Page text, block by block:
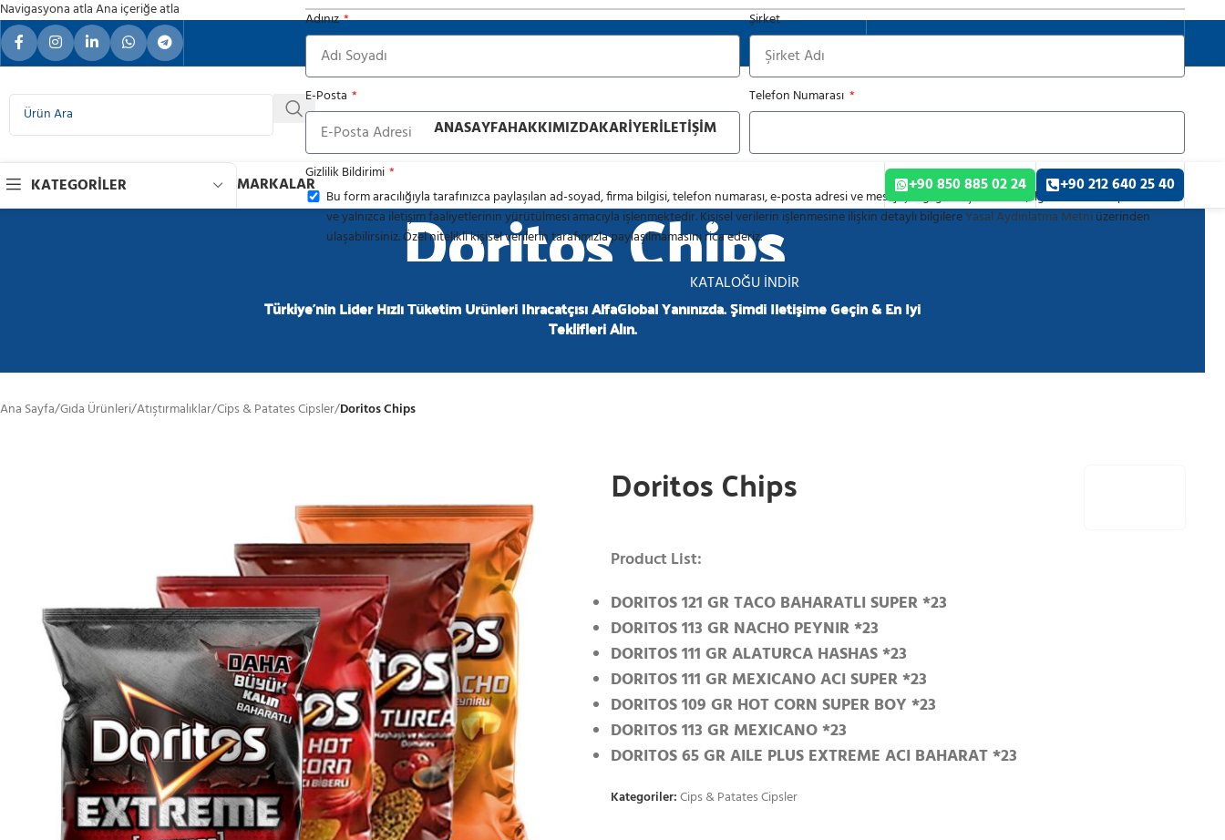
Navigasyona atlaAna içeriğe atla
FMCG Sektöründe Güvenilir Ortağınız TÜRKÇE
Adınız Şirket
E-Posta Telefon Numarası
Gizlilik Bildirimi
Bu form aracılığıyla tarafınızca paylaşılan ad-soyad, firma bilgisi, telefon numarası, e-posta adresi ve mesaj içeriği gibi kişisel veriler, ilgili mevzuat kapsamında
ve yalnızca iletişim faaliyetlerinin yürütülmesi amacıyla işlenmektedir. Kişisel verilerin işlenmesine ilişkin detaylı bilgilereYasal Aydınlatma Metni üzerinden
ulaşabilirsiniz. Özel nitelikli kişisel verilerin tarafımızla paylaşılmamasını rica ederiz.
KATALOĞU İNDİR
KATEGORILER MARKALAR
ANASAYFAHAKKIMIZDAKARIYERİLETIŞIM
+90 850 885 02 24 +90 212 640 25 40
Doritos Chips
Türkiye'nin Lider Hızlı Tüketim Ürünleri İhracatçısı AlfaGlobal Yanınızda. Şimdi İletişime Geçin & En İyi
Teklifleri Alın.
Ana Sayfa/Gıda Ürünleri/Atıştırmalıklar/Cips & Patates Cipsler/Doritos Chips
Doritos Chips
Product List:
DORITOS 121 GR TACO BAHARATLI SUPER *23
DORITOS 113 GR NACHO PEYNIR *23
DORITOS 111 GR ALATURCA HASHAS *23
DORITOS 111 GR MEXICANO ACI SUPER *23
DORITOS 109 GR HOT CORN SUPER BOY *23
DORITOS 113 GR MEXICANO *23
DORITOS 65 GR AILE PLUS EXTREME ACI BAHARAT *23
Kategoriler:Cips & Patates Cipsler